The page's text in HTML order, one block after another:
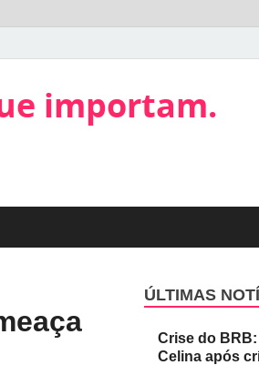
importam.
ÚLTIMAS
Crise do BRB:
Celina após